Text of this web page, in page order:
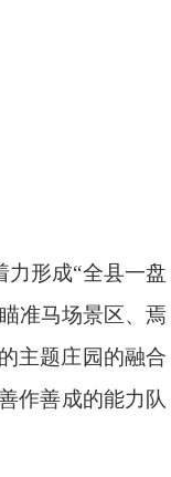
力形成“全县一盘
准马场景区、焉
主题庄园的融合
作善成的能力队